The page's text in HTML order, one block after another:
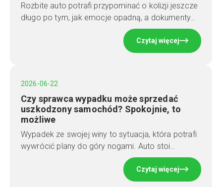
Rozbite auto potrafi przypominać o kolizji jeszcze
długo po tym, jak emocje opadną, a dokumenty…
Czytaj więcej
2026-06-22
Czy sprawca wypadku może sprzedać
uszkodzony samochód? Spokojnie, to
możliwe
Wypadek ze swojej winy to sytuacja, która potrafi
wywrócić plany do góry nogami. Auto stoi…
Czytaj więcej